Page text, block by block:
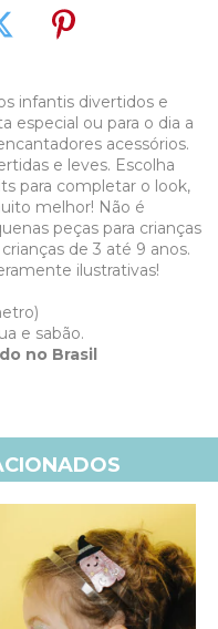
infantis divertidos e
especial ou para o dia a
acessórios.
e leves. Escolha
para completar o look,
melhor! Não é
peças para crianças
de 3 até 9 anos.
ilustrativas!
e sabão.
no Brasil